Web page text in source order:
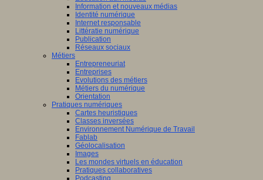
Information et nouveaux médias
Identité numérique
Internet responsable
Littératie numérique
Publication
Réseaux sociaux
Métiers
Entrepreneuriat
Entreprises
Evolutions des métiers
Métiers du numérique
Orientation
Pratiques numériques
Cartes heuristiques
Classes inversées
Environnement Numérique de Travail
Fablab
Géolocalisation
Images
Les mondes virtuels en éducation
Pratiques collaboratives
Podcasting